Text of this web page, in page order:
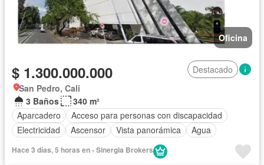
Oficina
$ 1.300.000.000
Destacado
San Pedro, Cali
3 Baños
340 m²
Aparcadero
Acceso para personas con discapacidad
Electricidad
Ascensor Vista panorámica Agua
Hace 3 días, 5 horas en - Sinergia Brokers